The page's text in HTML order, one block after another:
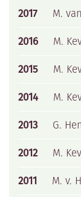
2017
M.
2016
M.
2015
M.
2014
M.
2013
G.
2012
M.
2011
M. v.